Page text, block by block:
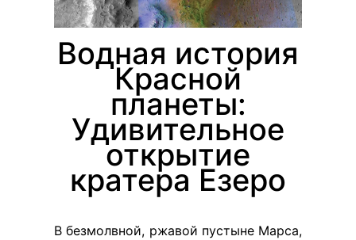
Водная история
Красной
планеты:
Удивительное
открытие
кратера Езеро
В безмолвной, ржавой пустыне Марса,